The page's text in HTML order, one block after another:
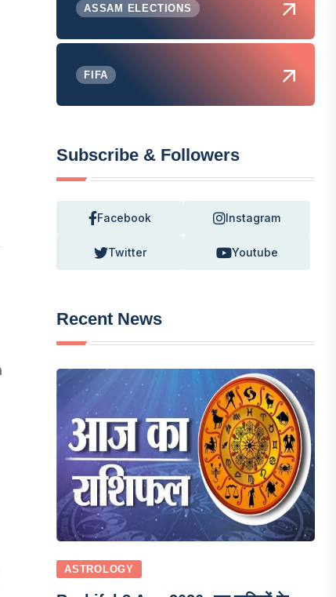
ASSAM ELECTIONS
FIFA
Subscribe & Followers
Facebook Instagram
Twitter Youtube
Recent News
ASTROLOGY